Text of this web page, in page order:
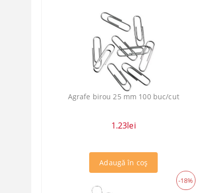
Agrafe birou 25 mm 100 buc/cut
1.23lei
-18%